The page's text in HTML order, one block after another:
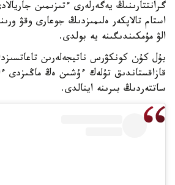
استام تالاپكەر ەلىمىزدىڭ جوعارى وقۋ
الۋ مۇمكىندىگىنە يە بولدى.
بۇل كۇن كونكۋرس ناتيجەلەرىن
قازاقستاندىق تۇلەك ءۇشىن ەڭ ماڭىزدى
ساتتەردىڭ بىرىنە اينالدى.